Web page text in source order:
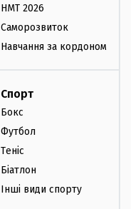
НМТ 2026
Саморозвиток
Навчання за кордоном
Спорт
Бокс
Футбол
Теніс
Біатлон
Інші види спорту